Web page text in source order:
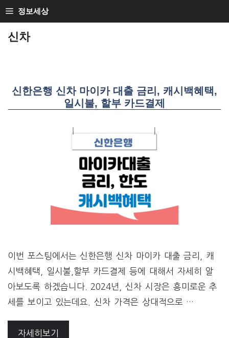
SKIP
TO
CONTENT
정보세상
신차
신한은행 신차 마이카 대출 금리, 캐시백혜택,
일시불, 할부 카드결제
이번 포스팅에서는 신한은행 신차 마이카 대출 금리, 캐
시백혜택, 일시불,할부 카드결제 등에 대해서 자세히 알
아보도록 하겠습니다. 2024년, 신차 시장은 흥미로운 추
세를 보이고 있는데요. 신차 가격은 상대적으로 …
자세히보기